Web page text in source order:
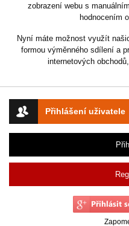
Přihlášení uživatele
zobrazení webu s
hodnocením
Nyní máte možnost využít
formou výměnného sdílení a
internetových